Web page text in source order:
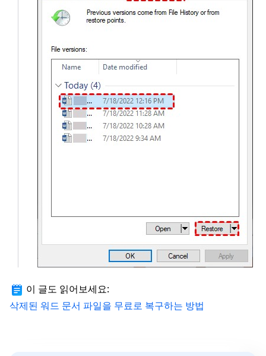
이 글도 읽어보세요:
삭제된 워드 문서 파일을 무료로 복구하는 방법